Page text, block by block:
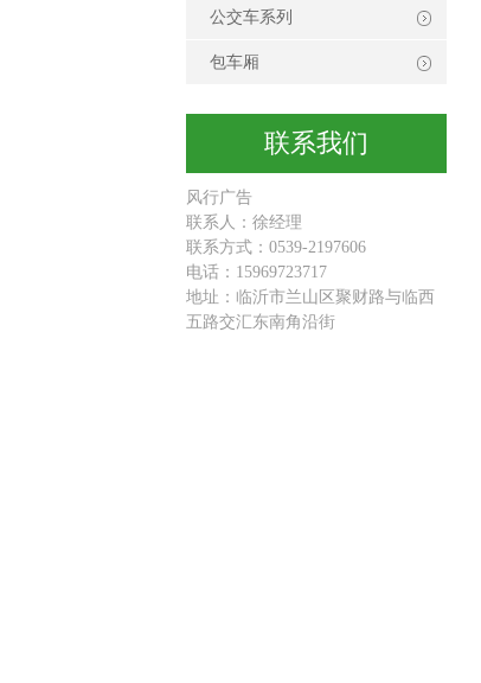
公交车系列
包车厢
联系我们
风行广告
联系人：徐经理
联系方式：0539-2197606
电话：15969723717
地址：临沂市兰山区聚财路与临西
五路交汇东南角沿街